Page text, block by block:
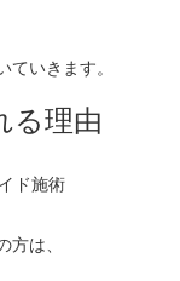
ていきます。
る理由
ド施術
は、